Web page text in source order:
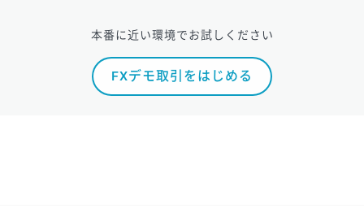
本番に近い環境でお試しください
FXデモ取引をはじめる